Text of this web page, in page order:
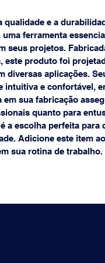
qualidade e a
uma ferramenta
seus projetos.
este produto foi
diversas aplicações.
intuitiva e confortável,
em sua fabricação
quanto para
a escolha perfeita para
Adicione este item
sua rotina de trabalho.